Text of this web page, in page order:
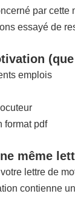
par cette
essayé de
emplois
format pdf
même
lettre de
contienne